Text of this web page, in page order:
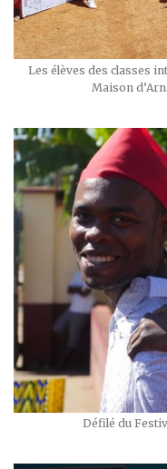
Les élèves des classes
Maison
Défilé du